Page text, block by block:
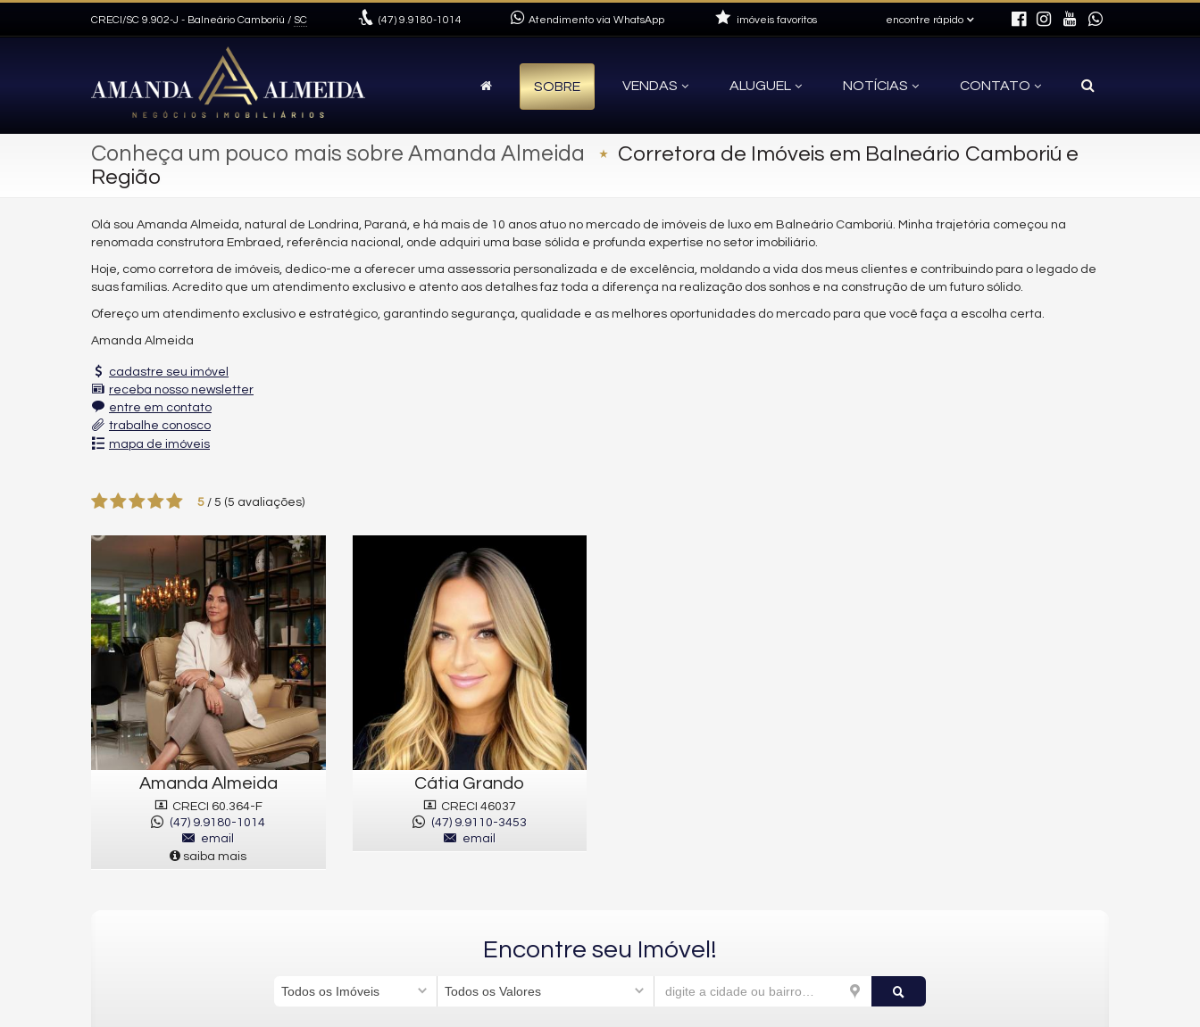
CRECI/SC 9.902-J - Balneário Camboriú / SC (47) 9.9180-1014 Atendimento via WhatsApp encontre rápido
imóveis favoritos
SOBRE VENDAS ALUGUEL NOTÍCIAS CONTATO
Conheça um pouco mais sobre Amanda Almeida
Corretora de Imóveis em Balneário Camboriú e
Região
Olá sou Amanda Almeida, natural de Londrina, Paraná, e há mais de 10 anos atuo no mercado de imóveis de luxo em Balneário Camboriú. Minha trajetória começou na
renomada construtora Embraed, referência nacional, onde adquiri uma base sólida e profunda expertise no setor imobiliário.
Hoje, como corretora de imóveis, dedico-me a oferecer uma assessoria personalizada e de excelência, moldando a vida dos meus clientes e contribuindo para o legado de
suas famílias. Acredito que um atendimento exclusivo e atento aos detalhes faz toda a diferença na realização dos sonhos e na construção de um futuro sólido.
Ofereço um atendimento exclusivo e estratégico, garantindo segurança, qualidade e as melhores oportunidades do mercado para que você faça a escolha certa.
Amanda Almeida
cadastre seu imóvel
receba nosso newsletter
entre em contato
trabalhe conosco
mapa de imóveis
5 / 5 (5 avaliações)
Amanda Almeida
CRECI 60.364-F
(47) 9.9180-1014
email
saiba mais
Cátia Grando
CRECI 46037
(47) 9.9110-3453
email
Encontre seu Imóvel!
Todos os Imóveis Todos os Valores